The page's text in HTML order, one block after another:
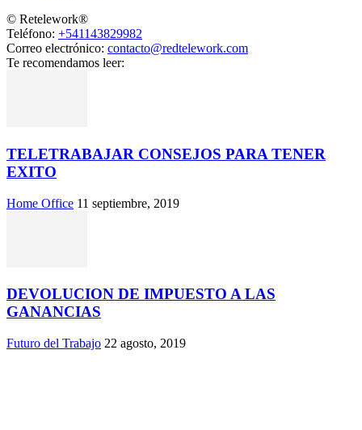
© Retelework®
Teléfono: +541143829982
Correo electrónico: contacto@redtelework.com
Te recomendamos leer:
TELETRABAJAR CONSEJOS PARA TENER
EXITO
Home Office 11 septiembre, 2019
DEVOLUCION DE IMPUESTO A LAS
GANANCIAS
Futuro del Trabajo 22 agosto, 2019